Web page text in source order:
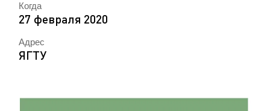
Когда
27 февраля 2020
Адрес
ЯГТУ